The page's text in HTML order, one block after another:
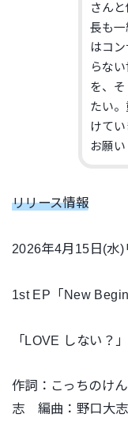
さん
長も一
はコ
らな
を、
たい
けて
お願い
リリース情報
2026年4月15日(水)
1st EP「New
「LOVE しない？」
作詞：こっちのけ
志 編曲：野口大志